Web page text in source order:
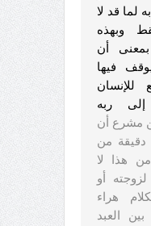
لما قد لا
وبهذه
أن
فيها
للإنسان
ربه
مشرع أن
دقيقة من
من هذا لا
أو
هراء
العبد